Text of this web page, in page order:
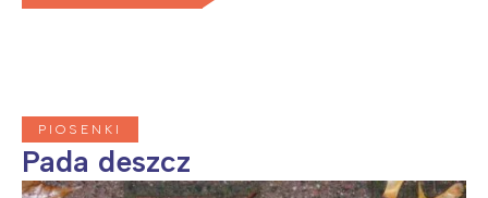
PIOSENKI
Pada deszcz